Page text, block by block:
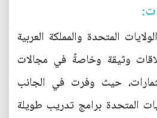
المتحدة والمملكة العربية
وثيقة وخاصةً في مجالات
حيث وفرت في الجانب
المتحدة برامج تدريب طويلة